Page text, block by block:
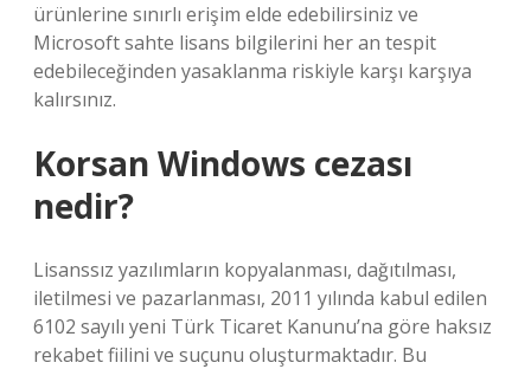
ürünlerine sınırlı erişim elde edebilirsiniz ve
Microsoft sahte lisans bilgilerini her an tespit
edebileceğinden yasaklanma riskiyle karşı karşıya
kalırsınız.
Korsan Windows cezası
nedir?
Lisanssız yazılımların kopyalanması, dağıtılması,
iletilmesi ve pazarlanması, 2011 yılında kabul edilen
6102 sayılı yeni Türk Ticaret Kanunu’na göre haksız
rekabet fiilini ve suçunu oluşturmaktadır. Bu